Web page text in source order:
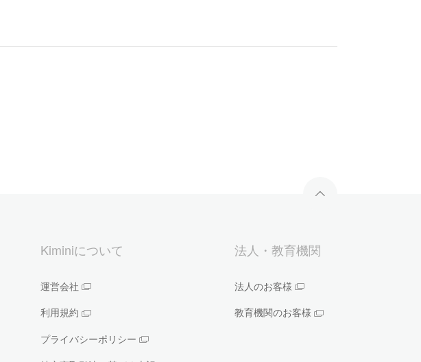
Kiminiについて
運営会社
利用規約
プライバシーポリシー
法人・教育機関
法人のお客様
教育機関のお客様